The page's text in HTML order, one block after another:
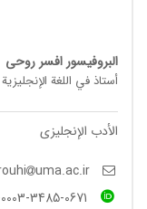
البروفیسور افسر روحی
أستاذ في اللغة
الأدب الإنجلیزی
uma.ac.ir
0003-3485-0671